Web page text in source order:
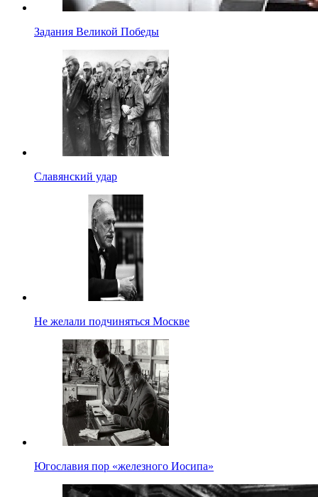
Задания Великой Победы
Славянский удар
Не желали подчиняться Москве
Югославия пор «железного Иосипа»